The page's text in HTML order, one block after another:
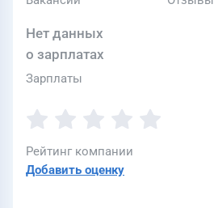
Нет данных
о зарплатах
Зарплаты
Рейтинг компании
Добавить оценку